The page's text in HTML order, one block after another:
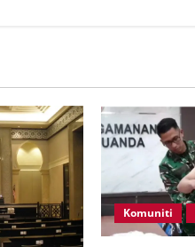
Komuniti